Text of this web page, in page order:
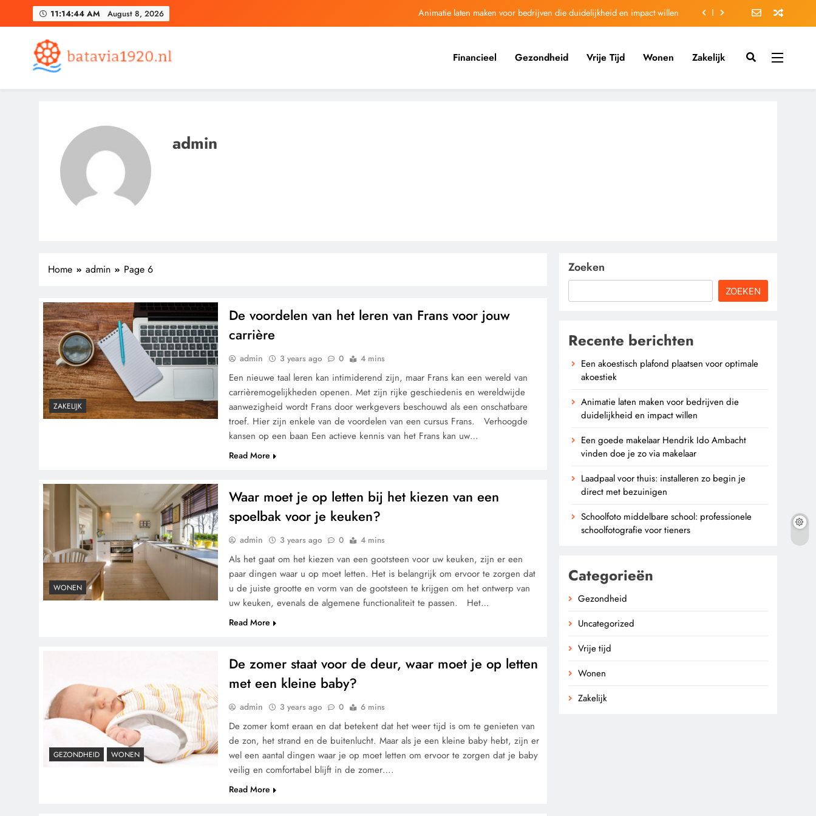
11:14:45 AM August 8, 2026
Animatie laten maken voor bedrijven die duidelijkheid en impact willen
Laadpaal voor thuis: installeren zo begin je direct met bezuinigen
Een akoestisch plafond plaatsen voor optimale akoestiek
Batavia1920.nl
Financieel Gezondheid Vrije Tijd Wonen Zakelijk
admin
Home admin Page 6
ZAKELIJK
De voordelen van het leren van Frans voor jouw
carrière
admin 3 years ago 0 4 mins
Een nieuwe taal leren kan intimiderend zijn, maar Frans kan een wereld van
carrièremogelijkheden openen. Met zijn rijke geschiedenis en wereldwijde
aanwezigheid wordt Frans door werkgevers beschouwd als een onschatbare
troef. Hier zijn enkele van de voordelen van een cursus Frans. Verhoogde
kansen op een baan Een actieve kennis van het Frans kan uw…
Read More
WONEN
Waar moet je op letten bij het kiezen van een
spoelbak voor je keuken?
admin 3 years ago 0 4 mins
Als het gaat om het kiezen van een gootsteen voor uw keuken, zijn er een
paar dingen waar u op moet letten. Het is belangrijk om ervoor te zorgen dat
u de juiste grootte en vorm van de gootsteen te krijgen om het ontwerp van
uw keuken, evenals de algemene functionaliteit te passen. Het…
Read More
GEZONDHEID WONEN
De zomer staat voor de deur, waar moet je op letten
met een kleine baby?
admin 3 years ago 0 6 mins
De zomer komt eraan en dat betekent dat het weer tijd is om te genieten van
de zon, het strand en de buitenlucht. Maar als je een kleine baby hebt, zijn er
wel een aantal dingen waar je op moet letten om ervoor te zorgen dat je baby
veilig en comfortabel blijft in de zomer….
Read More
Zoeken
ZOEKEN
Recente berichten
Een akoestisch plafond plaatsen voor optimale
akoestiek
Animatie laten maken voor bedrijven die
duidelijkheid en impact willen
Een goede makelaar Hendrik Ido Ambacht
vinden doe je zo via makelaar
Laadpaal voor thuis: installeren zo begin je
direct met bezuinigen
Schoolfoto middelbare school: professionele
schoolfotografie voor tieners
Categorieën
Gezondheid
Uncategorized
Vrije tijd
Wonen
Zakelijk